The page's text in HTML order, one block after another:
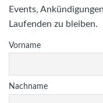
Events,
Laufenden zu bleiben.
Vorname
Nachname